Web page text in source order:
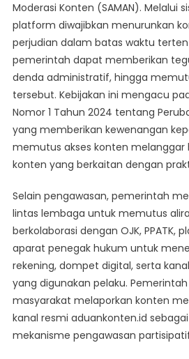
Moderasi Konten (SAMAN). Melalui
platform diwajibkan menurunkan
perjudian dalam batas waktu
pemerintah dapat memberikan
denda administratif, hingga
tersebut. Kebijakan ini mengacu
Nomor 1 Tahun 2024 tentang
yang memberikan kewenangan
memutus akses konten melanggar
konten yang berkaitan dengan
Selain pengawasan, pemerintah
lintas lembaga untuk memutus
berkolaborasi dengan OJK, PPATK,
aparat penegak hukum untuk
rekening, dompet digital, serta
yang digunakan pelaku.
masyarakat melaporkan konten
kanal resmi aduankonten.id
mekanisme pengawasan